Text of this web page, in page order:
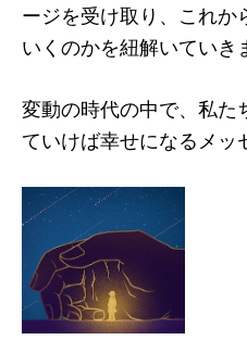
ージを受け取り、これか
いくのかを紐解いていき
変動の時代の中で、私た
ていけば幸せになるメッ